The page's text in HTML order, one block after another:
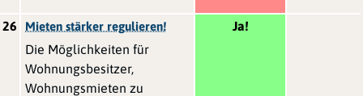
26 Mieten stärker regulieren!
Die Möglichkeiten für
Wohnungsbesitzer,
Wohnungsmieten zu
Ja!